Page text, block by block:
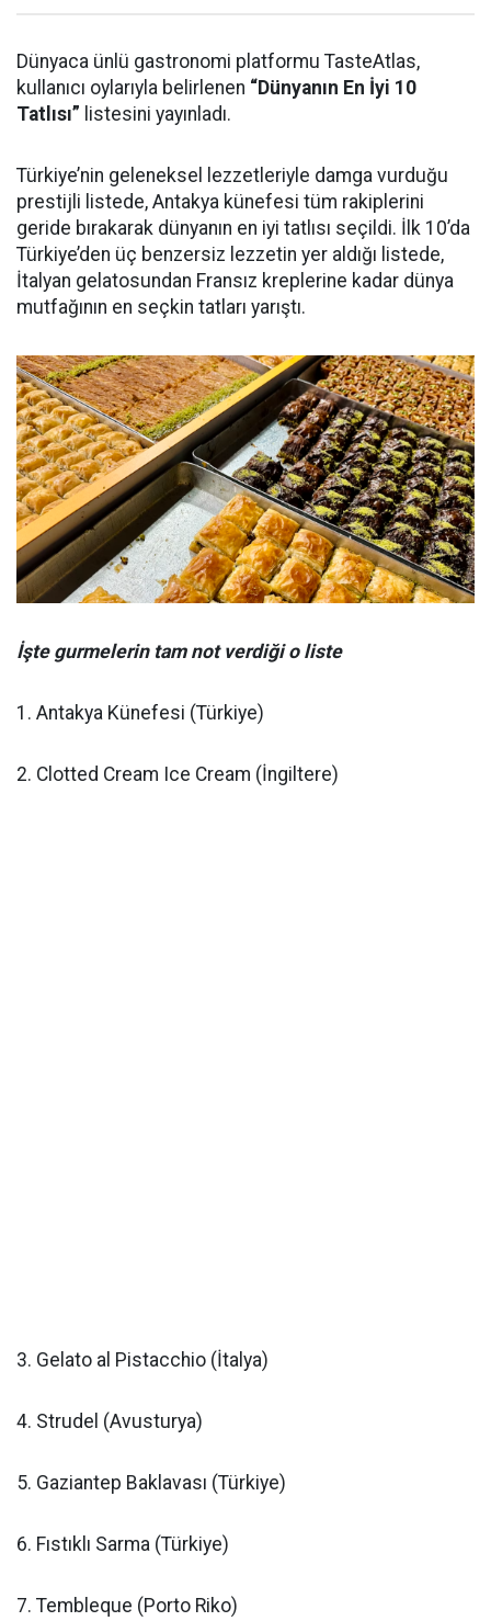
Dünyaca ünlü gastronomi platformu TasteAtlas,
kullanıcı oylarıyla belirlenen “Dünyanın En İyi 10
Tatlısı” listesini yayınladı.
Türkiye’nin geleneksel lezzetleriyle damga vurduğu
prestijli listede, Antakya künefesi tüm rakiplerini
geride bırakarak dünyanın en iyi tatlısı seçildi. İlk 10’da
Türkiye’den üç benzersiz lezzetin yer aldığı listede,
İtalyan gelatosundan Fransız kreplerine kadar dünya
mutfağının en seçkin tatları yarıştı.
İşte gurmelerin tam not verdiği o liste
1. Antakya Künefesi (Türkiye)
2. Clotted Cream Ice Cream (İngiltere)
3. Gelato al Pistacchio (İtalya)
4. Strudel (Avusturya)
5. Gaziantep Baklavası (Türkiye)
6. Fıstıklı Sarma (Türkiye)
7. Tembleque (Porto Riko)